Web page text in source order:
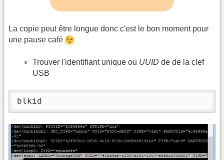
La copie peut être longue donc c'est le bon moment pour
une pause café
Trouver l'identifiant unique ou UUID de de la clef
USB
blkid